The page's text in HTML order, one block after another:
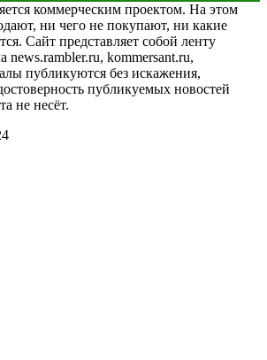
коммерческим проектом. На этом
ни чего не покупают, ни какие
Сайт представляет собой ленту
news.rambler.ru, kommersant.ru,
публикуются без искажения,
публикуемых новостей
не несёт.